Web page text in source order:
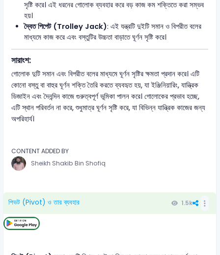
সৃষ্টি করে। এই ধরনের গোলোক ব্যবহার করে বড় কাজ কম শক্তিতে করা সম্ভব
হয়।
দ্বৈত পিপেট (Trolley Jack): এই যন্ত্রটি দুইটি সমান ও বিপরীত বলের
মাধ্যমে কাজ করে এবং বস্তুটির উচ্চতা বাড়াতে ঘূর্ণন সৃষ্টি করে।
সারাংশ:
গোলোক দুটি সমান এবং বিপরীত বলের মাধ্যমে ঘূর্ণন সৃষ্টির ক্ষমতা প্রদান করে। এটি
কোনো বস্তু বা বাহুর ঘূর্ণন শক্তি তৈরি করতে ব্যবহৃত হয়, যা ইঞ্জিনিয়ারিং, যান্ত্রিক
ডিজাইন এবং দৈনন্দিন কাজে গুরুত্বপূর্ণ ভূমিকা পালন করে। গোলোকের প্রভাব হচ্ছে,
এটি স্থান পরিবর্তন না করে, শুধুমাত্র ঘূর্ণন সৃষ্টি করে, যা বিভিন্ন যান্ত্রিক কাজের জন্য
অপরিহার্য।
CONTENT ADDED BY
Sheikh Shakib Bin Shofiq
পিভট (Pivot) ও তার ব্যবহার 1.5k